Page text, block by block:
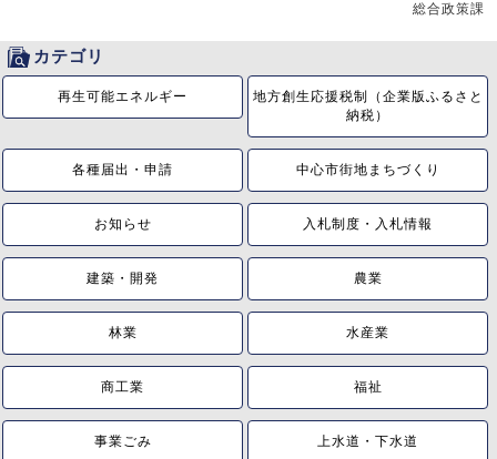
総合政策課
カテゴリ
再生可能エネルギー
地方創生応援税制（企業版ふるさと
納税）
各種届出・申請 中心市街地まちづくり
お知らせ 入札制度・入札情報
建築・開発 農業
林業 水産業
商工業 福祉
事業ごみ 上水道・下水道